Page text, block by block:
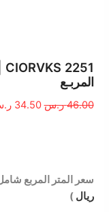
المربـع
46.00 ر.س
الأصلي
46.00 ر.س.
34.50
سعر المتر المربع
ريال )